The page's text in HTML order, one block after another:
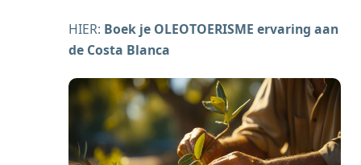
HIER: Boek je OLEOTOERISME ervaring aan
de Costa Blanca